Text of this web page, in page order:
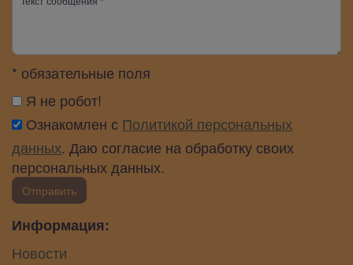
* обязательные поля
Я не робот!
Ознакомлен с Политикой персональных
данных. Даю согласие на обработку своих
персональных данных.
Отправить
Информация:
Новости